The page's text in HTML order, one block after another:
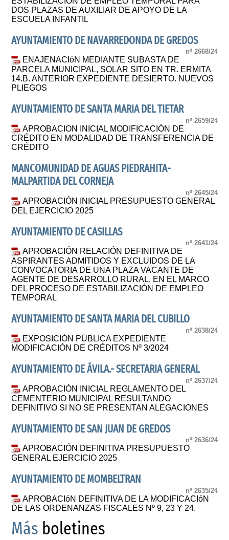
DOS PLAZAS DE AUXILIAR DE APOYO DE LA
ESCUELA INFANTIL
AYUNTAMIENTO DE NAVARREDONDA DE GREDOS
nº 2668/24
ENAJENACIóN MEDIANTE SUBASTA DE
PARCELA MUNICIPAL, SOLAR SITO EN TR. ERMITA
14.B. ANTERIOR EXPEDIENTE DESIERTO. NUEVOS
PLIEGOS
AYUNTAMIENTO DE SANTA MARIA DEL TIETAR
nº 2659/24
APROBACION INICIAL MODIFICACIÓN DE
CRÉDITO EN MODALIDAD DE TRANSFERENCIA DE
CRÉDITO
MANCOMUNIDAD DE AGUAS PIEDRAHITA-
MALPARTIDA DEL CORNEJA
nº 2645/24
APROBACIÓN INICIAL PRESUPUESTO GENERAL
DEL EJERCICIO 2025
AYUNTAMIENTO DE CASILLAS
nº 2641/24
APROBACIÓN RELACIÓN DEFINITIVA DE
ASPIRANTES ADMITIDOS Y EXCLUIDOS DE LA
CONVOCATORIA DE UNA PLAZA VACANTE DE
AGENTE DE DESARROLLO RURAL, EN EL MARCO
DEL PROCESO DE ESTABILIZACIÓN DE EMPLEO
TEMPORAL
AYUNTAMIENTO DE SANTA MARIA DEL CUBILLO
nº 2638/24
EXPOSICIÓN PÚBLICA EXPEDIENTE
MODIFICACIÓN DE CRÉDITOS Nº 3/2024
AYUNTAMIENTO DE ÁVILA.- SECRETARIA GENERAL
nº 2637/24
APROBACIÓN INICIAL REGLAMENTO DEL
CEMENTERIO MUNICIPAL RESULTANDO
DEFINITIVO SI NO SE PRESENTAN ALEGACIONES
AYUNTAMIENTO DE SAN JUAN DE GREDOS
nº 2636/24
APROBACIÓN DEFINITIVA PRESUPUESTO
GENERAL EJERCICIO 2025
AYUNTAMIENTO DE MOMBELTRAN
nº 2635/24
APROBACIóN DEFINITIVA DE LA MODIFICACIóN
DE LAS ORDENANZAS FISCALES Nº 9, 23 Y 24.
Más boletines